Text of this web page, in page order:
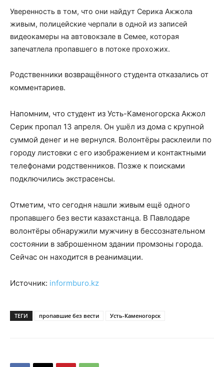
Уверенность в том, что они найдут Серика Акжола
живым, полицейские черпали в одной из записей
видеокамеры на автовокзале в Семее, которая
запечатлела пропавшего в потоке прохожих.
Родственники возвращённого студента отказались от
комментариев.
Напомним, что студент из Усть-Каменогорска Акжол
Серик пропал 13 апреля. Он ушёл из дома с крупной
суммой денег и не вернулся. Волонтёры расклеили по
городу листовки с его изображением и контактными
телефонами родственников. Позже к поисками
подключились экстрасенсы.
Отметим, что сегодня нашли живым ещё одного
пропавшего без вести казахстанца. В Павлодаре
волонтёры обнаружили мужчину в бессознательном
состоянии в заброшенном здании промзоны города.
Сейчас он находится в реанимации.
Источник: informburo.kz
ТЕГИ пропавшие без вести Усть-Каменогорск